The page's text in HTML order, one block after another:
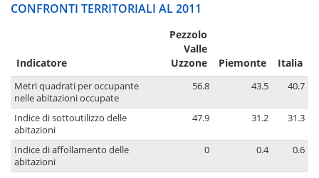
CONFRONTI TERRITORIALI AL 2011
Indicatore
Pezzolo
Valle
Uzzone
Piemonte Italia
Metri quadrati per occupante
nelle abitazioni occupate
56.8 43.5 40.7
Indice di sottoutilizzo delle
abitazioni
47.9 31.2 31.3
Indice di affollamento delle
abitazioni
0 0.4 0.6